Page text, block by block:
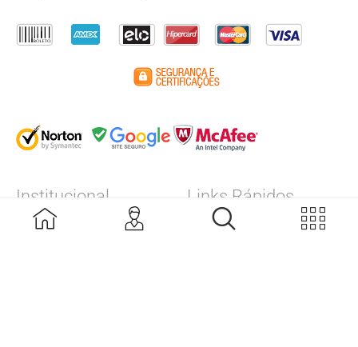
Institucional
A Empresa
Links Rápidos
Calibração